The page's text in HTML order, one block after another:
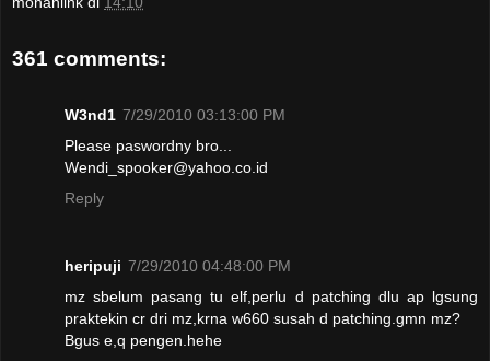
361 comments:
W3nd1 7/29/2010 03:13:00 PM
Please paswordny bro...
Wendi_spooker@yahoo.co.id
Reply
heripuji 7/29/2010 04:48:00 PM
mz sbelum pasang tu elf,perlu d patching dlu ap lgsung
praktekin cr dri mz,krna w660 susah d patching.gmn mz?
Bgus e,q pengen.hehe